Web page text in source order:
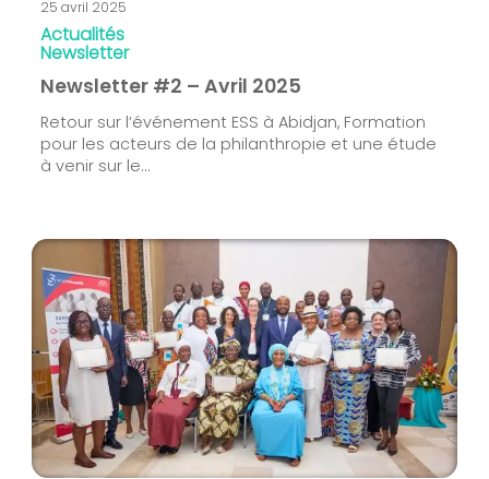
25 avril 2025
Actualités
Newsletter
Newsletter #2 – Avril 2025
Retour sur l’événement ESS à Abidjan, Formation
pour les acteurs de la philanthropie et une étude
à venir sur le...